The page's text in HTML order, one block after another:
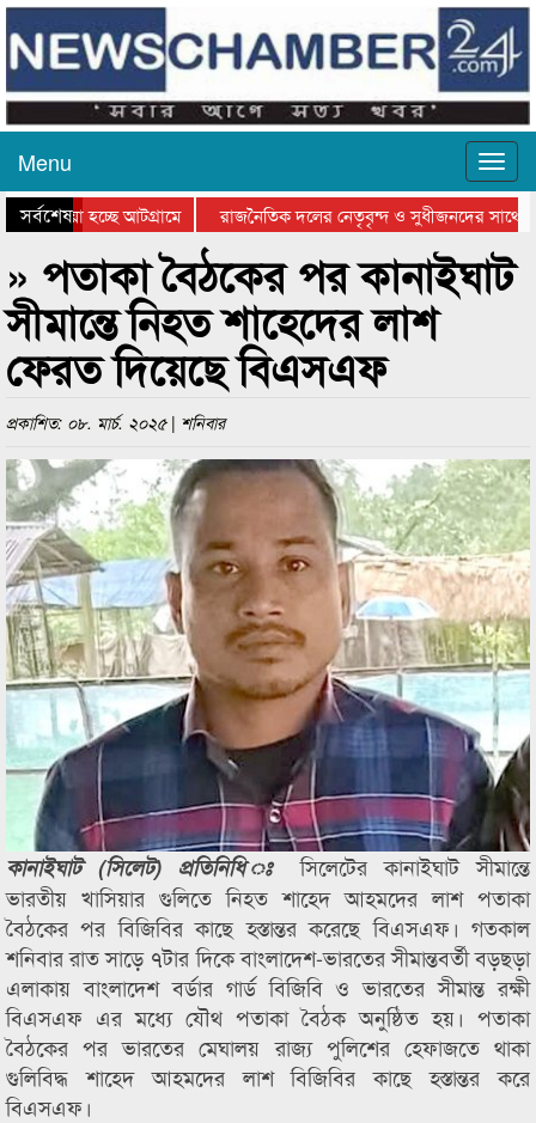
Menu
সর্বশেষ
যাওয়া হচ্ছে আটগ্রামে
রাজনৈতিক দলের নেতৃবৃন্দ ও সুধীজনদের সাথে
পুরস্কার বিতরণ সম্পন্ন
সিলেটে বাংলাদেশ গ্রুপ থিয়েটার ফেডারেশানের
» পতাকা বৈঠকের পর কানাইঘাট
সীমান্তে নিহত শাহেদের লাশ
ফেরত দিয়েছে বিএসএফ
প্রকাশিত: ০৮. মার্চ. ২০২৫ | শনিবার
কানাইঘাট (সিলেট) প্রতিনিধি ঃ
সিলেটের কানাইঘাট সীমান্তে
ভারতীয় খাসিয়ার গুলিতে নিহত শাহেদ আহমদের লাশ পতাকা
বৈঠকের পর বিজিবির কাছে হস্তান্তর করেছে বিএসএফ। গতকাল
শনিবার রাত সাড়ে ৭টার দিকে বাংলাদেশ-ভারতের সীমান্তবর্তী বড়ছড়া
এলাকায় বাংলাদেশ বর্ডার গার্ড বিজিবি ও ভারতের সীমান্ত রক্ষী
বিএসএফ এর মধ্যে যৌথ পতাকা বৈঠক অনুষ্ঠিত হয়। পতাকা
বৈঠকের পর ভারতের মেঘালয় রাজ্য পুলিশের হেফাজতে থাকা
গুলিবিদ্ধ শাহেদ আহমদের লাশ বিজিবির কাছে হস্তান্তর করে
বিএসএফ।